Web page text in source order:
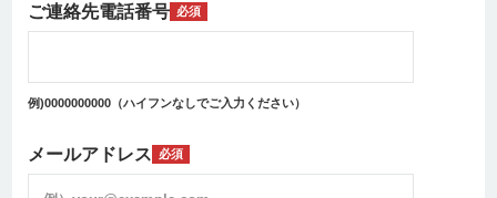
ご連絡先電話番号 必須
例)0000000000（ハイフンなしでご入力ください）
メールアドレス 必須